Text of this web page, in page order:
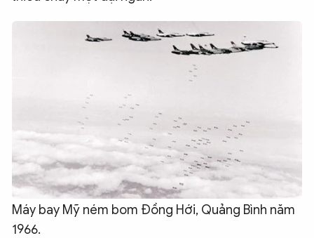
Máy bay Mỹ ném bom Đồng Hới, Quảng Bình năm
1966.